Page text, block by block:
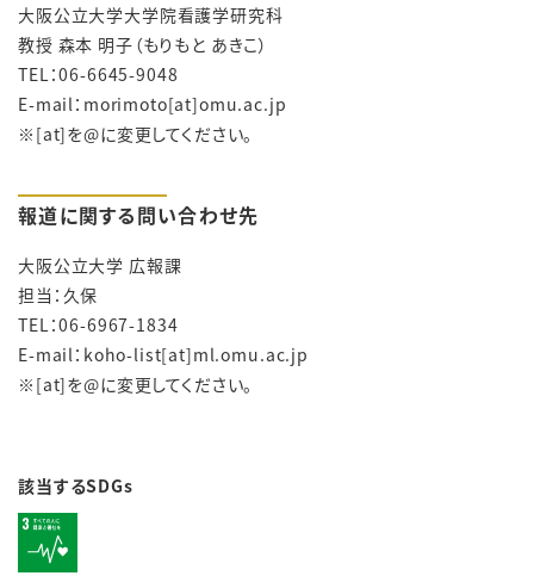
大阪公立大学大学院看護学研究科
教授 森本 明子（もりもと あきこ）
TEL：06-6645-9048
E-mail：morimoto[at]omu.ac.jp
※[at]を@に変更してください。
報道に関する問い合わせ先
大阪公立大学 広報課
担当：久保
TEL：06-6967-1834
E-mail：koho-list[at]ml.omu.ac.jp
※[at]を@に変更してください。
該当するSDGs